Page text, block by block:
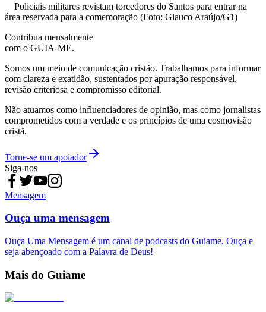
Policiais militares revistam torcedores do Santos para entrar na
área reservada para a comemoração (Foto: Glauco Araújo/G1)
Contribua mensalmente
com o GUIA-ME.
Somos um meio de comunicação cristão. Trabalhamos para informar
com clareza e exatidão, sustentados por apuração responsável,
revisão criteriosa e compromisso editorial.
Não atuamos como influenciadores de opinião, mas como jornalistas
comprometidos com a verdade e os princípios de uma cosmovisão
cristã.
Torne-se um apoiador
Siga-nos
Mensagem
Ouça uma mensagem
Ouça Uma Mensagem é um canal de podcasts do Guiame. Ouça e
seja abençoado com a Palavra de Deus!
Mais do Guiame